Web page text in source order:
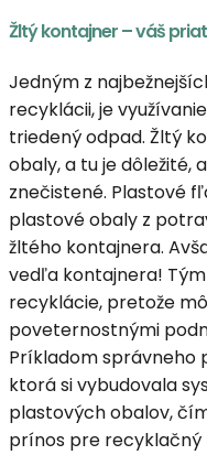
Žltý kontajner – váš
Jedným z
recyklácii, je
triedený odpad. Žltý
obaly, a tu je dôležité,
znečistené. Plastové
plastové obaly z
žltého kontajnera.
vedľa kontajnera!
recyklácie, pretože
poveternostnými
Príkladom správneho
ktorá si vybudovala
plastových obalov,
prínos pre recyklačný